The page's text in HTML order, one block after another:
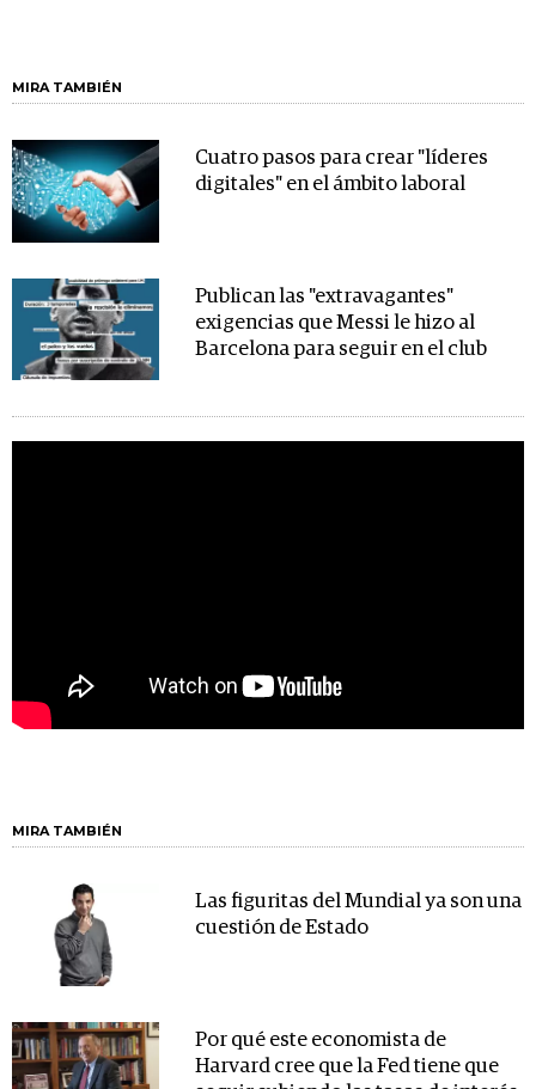
MIRA TAMBIÉN
Cuatro pasos para crear "líderes
digitales" en el ámbito laboral
Publican las "extravagantes"
exigencias que Messi le hizo al
Barcelona para seguir en el club
MIRA TAMBIÉN
Las figuritas del Mundial ya son una
cuestión de Estado
Por qué este economista de
Harvard cree que la Fed tiene que